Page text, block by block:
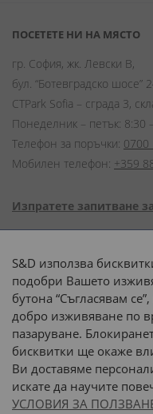
ПОСЕТЕТЕ НИ НА МЯСТО
гр. София, жк. Левски В,
бул. “Ботевградско шосе”
CTPark Sofia – сграда 3,
Понеделник – петък: 8:30
Телефон за поръчки: 0700
Мобилен телефон: +359
Изпратете запитване
S&D използва
подобри Вашето
бутона “Съгласявам
добро изживяване по
пазаруване.
бисквитки ще окаже
Ви доставяме
искате да научите
УСЛОВИЯ ЗА